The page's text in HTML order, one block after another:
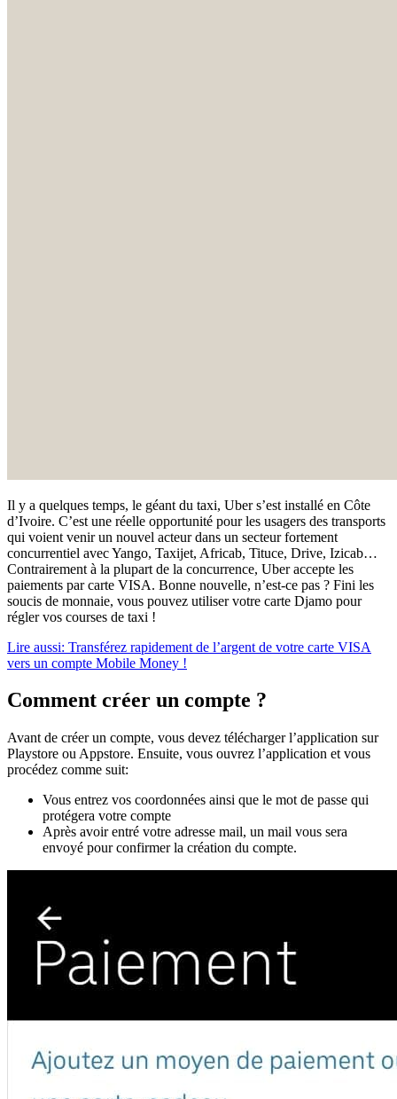
Il y a quelques temps, le géant du taxi, Uber s’est installé en Côte
d’Ivoire. C’est une réelle opportunité pour les usagers des transports
qui voient venir un nouvel acteur dans un secteur fortement
concurrentiel avec Yango, Taxijet, Africab, Tituce, Drive, Izicab…
Contrairement à la plupart de la concurrence, Uber accepte les
paiements par carte VISA. Bonne nouvelle, n’est-ce pas ? Fini les
soucis de monnaie, vous pouvez utiliser votre carte Djamo pour
régler vos courses de taxi !
Lire aussi: Transférez rapidement de l’argent de votre carte VISA
vers un compte Mobile Money !
Comment créer un compte ?
Avant de créer un compte, vous devez télécharger l’application sur
Playstore ou Appstore. Ensuite, vous ouvrez l’application et vous
procédez comme suit:
Vous entrez vos coordonnées ainsi que le mot de passe qui
protégera votre compte
Après avoir entré votre adresse mail, un mail vous sera
envoyé pour confirmer la création du compte.